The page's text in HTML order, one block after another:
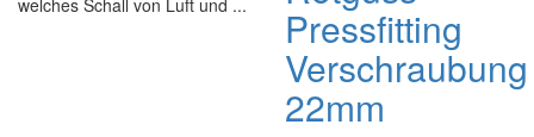
welches Schall von Luft und ...
Pressfitting
Verschraubung
22mm